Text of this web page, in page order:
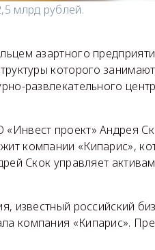
млрд рублей.
азартного
которого
развлекательного
проект» Андрея
компании «Кипарис»,
Скок управляет
известный российский
компания «Кипарис».